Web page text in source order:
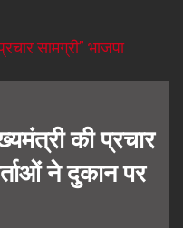
की प्रचार
ने दुकान पर